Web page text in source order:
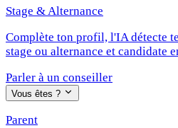
Stage & Alternance
Complète ton profil, l'IA détecte
stage ou alternance et candidate
Parler à un conseiller
Vous êtes ?
Parent